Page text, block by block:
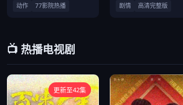
动作 77影院热播 剧情 高清完整版
📺 热播电视剧
更新至42集